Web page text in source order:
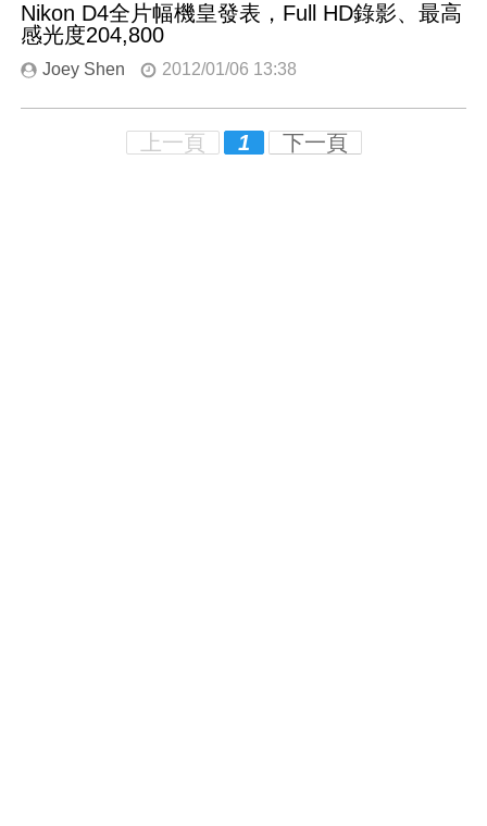
Nikon D4全片幅機皇發表，Full HD錄影、最高
感光度204,800
Joey Shen 2012/01/06 13:38
上一頁 1 下一頁